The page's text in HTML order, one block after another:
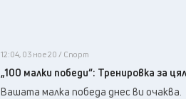
12:04, 03 ное 20 / Спорт
„100 малки победи“: Тренировка за
Вашата малка победа днес ви очаква.